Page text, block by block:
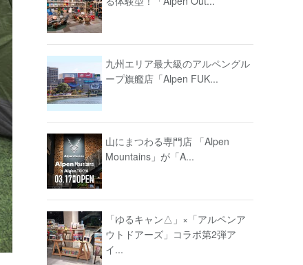
九州エリア最大級のアルペングル
ープ旗艦店「Alpen FUK...
山にまつわる専門店 「Alpen
Mountains」が「A...
「ゆるキャン△」×「アルペンア
ウトドアーズ」コラボ第2弾ア
イ...